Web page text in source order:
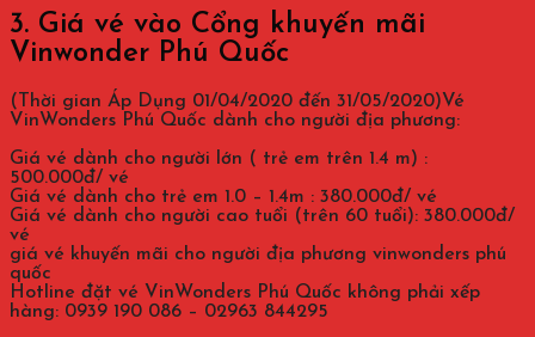
3. Giá vé vào Cổng khuyến mãi
Vinwonder Phú Quốc
(Thời gian Áp Dụng 01/04/2020 đến 31/05/2020)Vé
VinWonders Phú Quốc dành cho người địa phương:
Giá vé dành cho người lớn ( trẻ em trên 1.4 m) :
500.000đ/ vé
Giá vé dành cho trẻ em 1.0 – 1.4m : 380.000đ/ vé
Giá vé dành cho người cao tuổi (trên 60 tuổi): 380.000đ/
vé
giá vé khuyến mãi cho người địa phương vinwonders phú
quốc
Hotline đặt vé VinWonders Phú Quốc không phải xếp
hàng: 0939 190 086 – 02963 844295